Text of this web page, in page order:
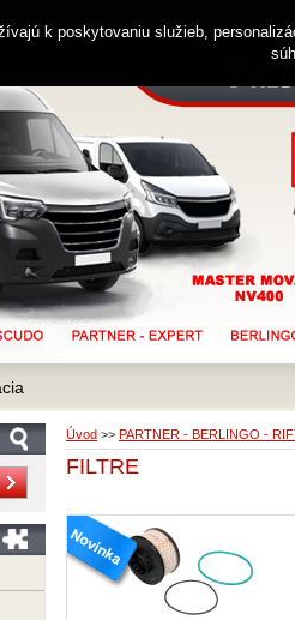
Úvod >> PARTNER - BERLINGO -
FILTRE
482 k poskytovaniu služieb,